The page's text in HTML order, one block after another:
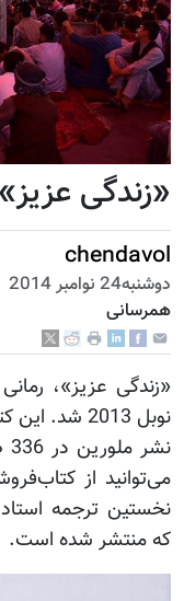
«زندگی
chendavol
دوشنبه24 نوامبر 2014
همرسانی
«زندگی عزیز»،
نوبل 2013 شد. این کتاب را به تازگی احمد
می‌توانید از
نخستین ترجمه
که منتشر شده است.